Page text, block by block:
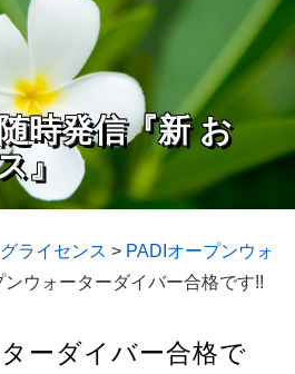
時発信『新 お
』
ライセンス > PADIオープンウォ
ンウォーターダイバー合格です!!
ーダイバー合格で